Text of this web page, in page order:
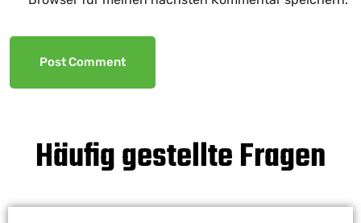
Häufig gestellte Fragen